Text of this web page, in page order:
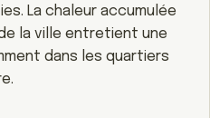
La chaleur accumulée
la ville entretient une
dans les quartiers